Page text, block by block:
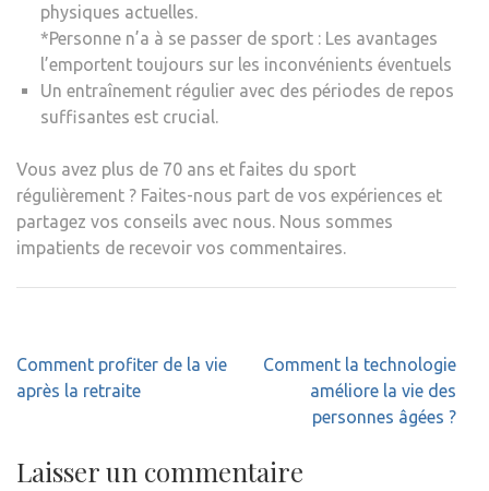
physiques actuelles.
*Personne n’a à se passer de sport : Les avantages
l’emportent toujours sur les inconvénients éventuels
Un entraînement régulier avec des périodes de repos
suffisantes est crucial.
Vous avez plus de 70 ans et faites du sport
régulièrement ? Faites-nous part de vos expériences et
partagez vos conseils avec nous. Nous sommes
impatients de recevoir vos commentaires.
Navigation
de
Comment profiter de la vie
après la retraite
Comment la technologie
améliore la vie des
personnes âgées ?
Laisser un commentaire